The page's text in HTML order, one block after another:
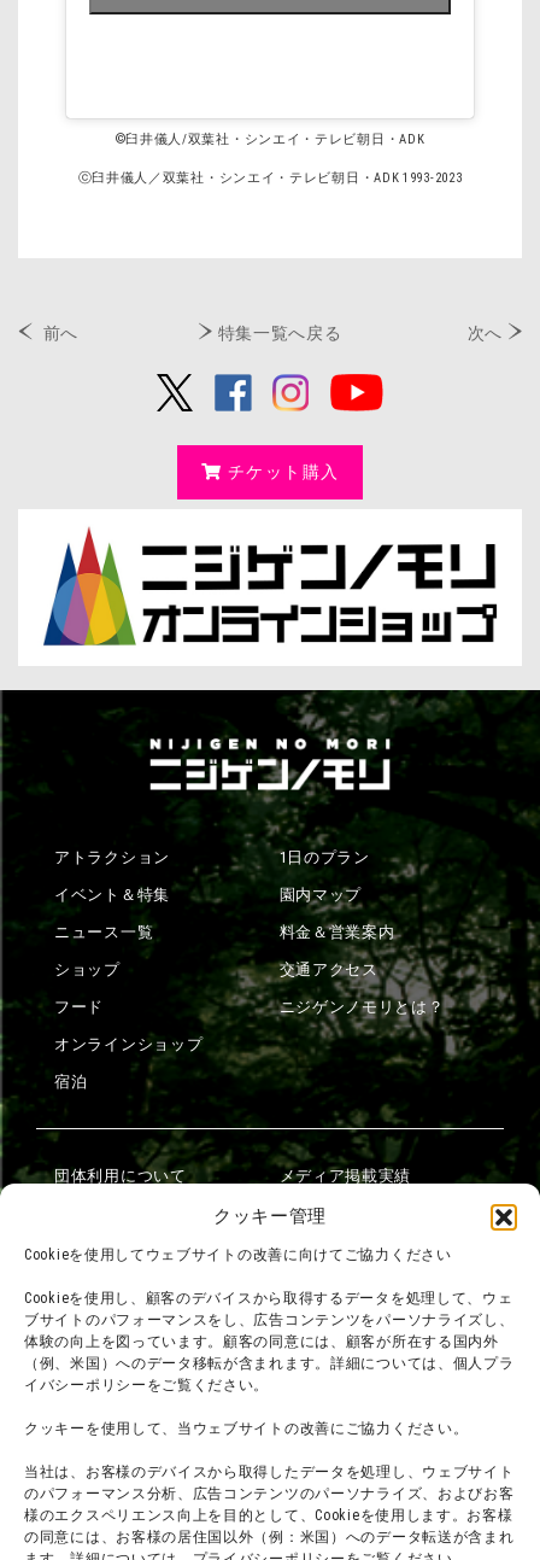
クッキー管理
Cookieを使用してウェブサイトの改善に向けてご協力ください
Cookieを使用し、顧客のデバイスから取得するデータを処理して、ウェ
ブサイトのパフォーマンスをし、広告コンテンツをパーソナライズし、
体験の向上を図っています。顧客の同意には、顧客が所在する国内外
（例、米国）へのデータ移転が含まれます。詳細については、個人プラ
イバシーポリシーをご覧ください。
クッキーを使用して、当ウェブサイトの改善にご協力ください。
当社は、お客様のデバイスから取得したデータを処理し、ウェブサイト
のパフォーマンス分析、広告コンテンツのパーソナライズ、およびお客
様のエクスペリエンス向上を目的として、Cookieを使用します。お客様
の同意には、お客様の居住国以外（例：米国）へのデータ転送が含まれ
©臼井儀人/双葉社・シンエイ・テレビ朝日・ADK
ⓒ臼井儀人／双葉社・シンエイ・テレビ朝日・ADK 1993-2023
前へ 特集一覧へ戻る 次へ
チケット購入
アトラクション
イベント＆特集
ニュース一覧
ショップ
フード
オンラインショップ
宿泊
1日のプラン
園内マップ
料金＆営業案内
交通アクセス
ニジゲンノモリとは？
団体利用について
チームビルディング計画
よくある質問・
利用規約
プライバシーポリシー
プレスリリース
メディア掲載実績
SNS
法令に基づく表記
会社概要
スタッフ募集